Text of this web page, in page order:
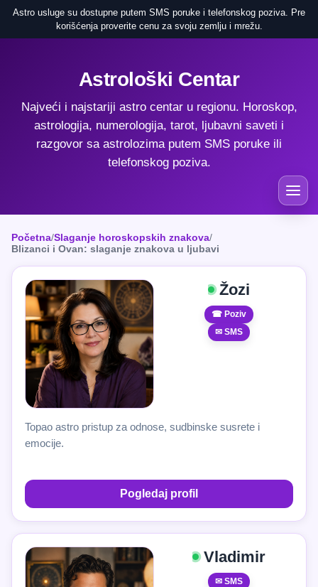
Astro usluge su dostupne putem SMS poruke i telefonskog poziva. Pre
korišćenja proverite cenu za svoju zemlju i mrežu.
Astrološki Centar
Najveći i najstariji astro centar u regionu. Horoskop,
astrologija, numerologija, tarot, ljubavni saveti i
razgovor sa astrolozima putem SMS poruke ili
telefonskog poziva.
Početna/Slaganje horoskopskih znakova/
Blizanci i Ovan: slaganje znakova u ljubavi
Žozi
☎ Poziv
✉ SMS
Topao astro pristup za odnose, sudbinske susrete i
emocije.
Pogledaj profil
Vladimir
✉ SMS